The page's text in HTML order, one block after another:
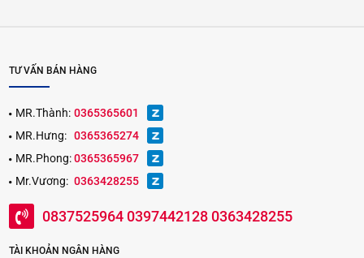
TƯ VẤN BÁN HÀNG
MR.Thành: 0365365601
MR.Hưng: 0365365274
MR.Phong: 0365365967
Mr.Vương: 0363428255
0837525964 0397442128 0363428255
TÀI KHOẢN NGÂN HÀNG